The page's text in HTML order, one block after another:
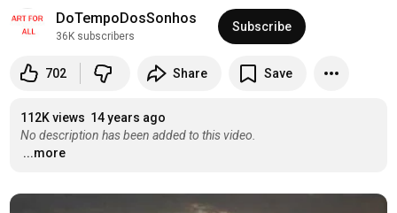
DoTempoDosSonhos
36K subscribers
Subscribe
702 Share Save
112K views 14 years ago
No description has been added to this video.
...more